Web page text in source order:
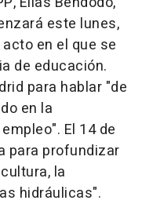
este lunes,
en el que se
de educación.
para hablar "de
en la
El 14 de
para profundizar
la
hidráulicas".